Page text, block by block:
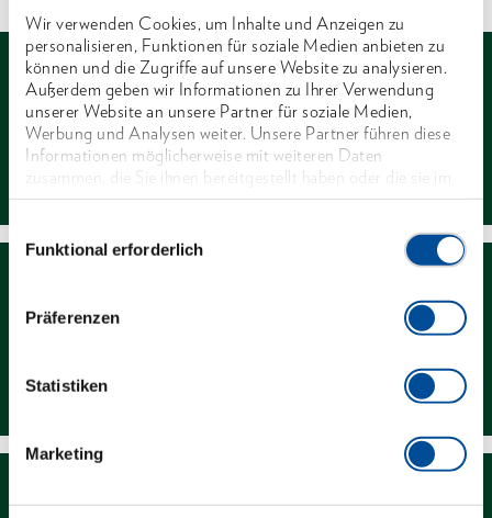
Wir verwenden Cookies, um Inhalte und Anzeigen zu
personalisieren, Funktionen für soziale Medien anbieten zu
können und die Zugriffe auf unsere Website zu analysieren.
Außerdem geben wir Informationen zu Ihrer Verwendung
unserer Website an unsere Partner für soziale Medien,
Werbung und Analysen weiter. Unsere Partner führen diese
Informationen möglicherweise mit weiteren Daten
zusammen, die Sie ihnen bereitgestellt haben oder die sie im
Rahmen Ihrer Nutzung der Dienste gesammelt haben. Unsere
Einwilligungsauswahl
Funktional erforderlich
Präferenzen
Statistiken
Marketing
Kontakt